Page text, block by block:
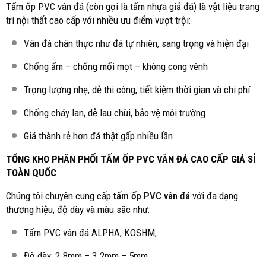
Tấm ốp PVC vân đá (còn gọi là tấm nhựa giả đá) là vật liệu trang
trí nội thất cao cấp với nhiều ưu điểm vượt trội:
Vân đá chân thực như đá tự nhiên, sang trọng và hiện đại
Chống ẩm – chống mối mọt – không cong vênh
Trọng lượng nhẹ, dễ thi công, tiết kiệm thời gian và chi phí
Chống cháy lan, dễ lau chùi, bảo vệ môi trường
Giá thành rẻ hơn đá thật gấp nhiều lần
TỔNG KHO PHÂN PHỐI TẤM ỐP PVC VÂN ĐÁ CAO CẤP GIÁ SỈ
TOÀN QUỐC
Chúng tôi chuyên cung cấptấm ốp PVC vân đá với đa dạng
thương hiệu, độ dày và màu sắc như:
Tấm PVC vân đá ALPHA, KOSHM,